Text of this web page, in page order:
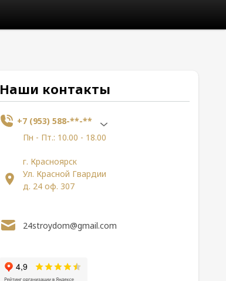
Наши контакты
+7 (953) 588-**-**
Пн - Пт.: 10.00 - 18.00
г. Красноярск
Ул. Красной Гвардии
д. 24 оф. 307
24stroydom@gmail.com